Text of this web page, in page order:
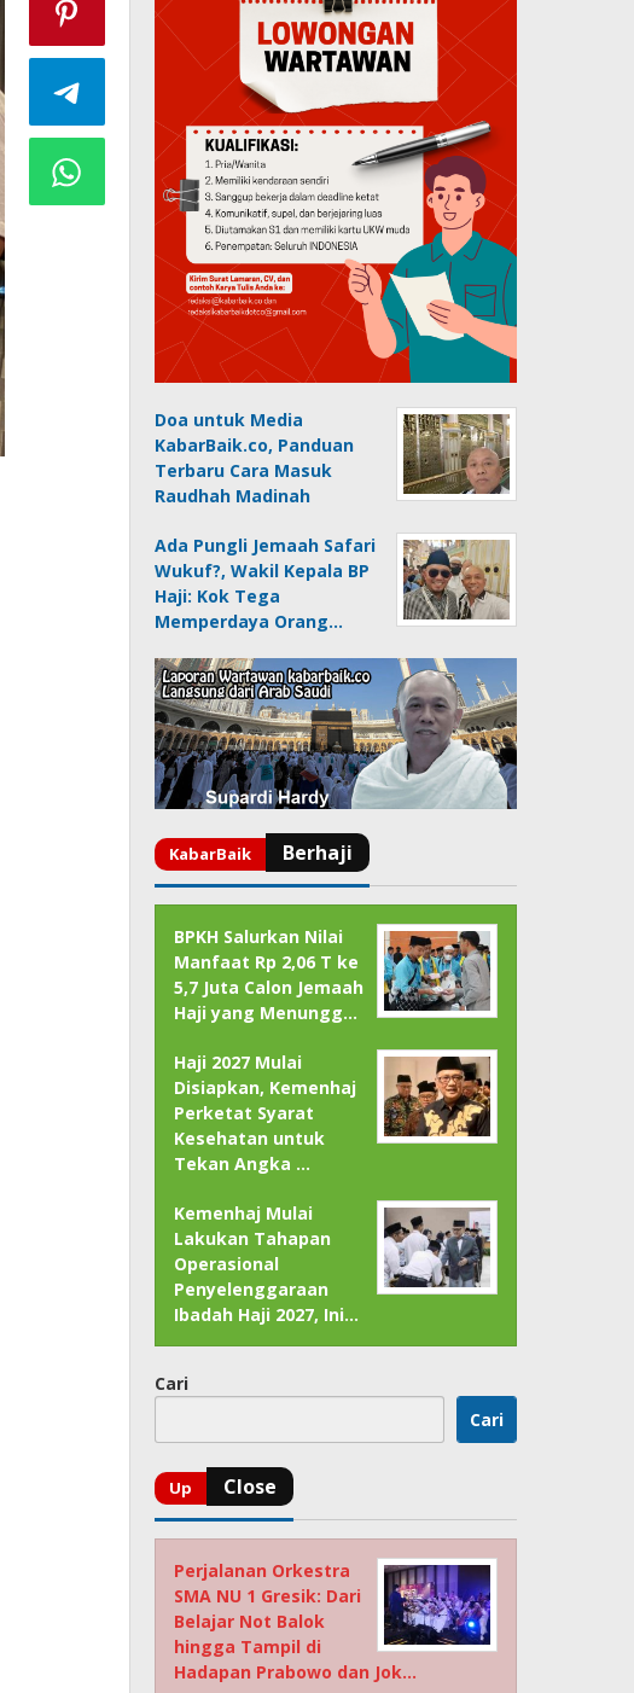
Doa untuk Media
KabarBaik.co, Panduan
Terbaru Cara Masuk
Raudhah Madinah
Ada Pungli Jemaah Safari
Wukuf?, Wakil Kepala BP
Haji: Kok Tega
Memperdaya Orang…
BPKH Salurkan Nilai
Manfaat Rp 2,06 T ke
5,7 Juta Calon Jemaah
Haji yang Menungg…
Haji 2027 Mulai
Disiapkan, Kemenhaj
Perketat Syarat
Kesehatan untuk
Tekan Angka …
Kemenhaj Mulai
Lakukan Tahapan
Operasional
Penyelenggaraan
Ibadah Haji 2027, Ini…
Cari
Cari
Perjalanan Orkestra
SMA NU 1 Gresik: Dari
Belajar Not Balok
hingga Tampil di
Hadapan Prabowo dan Jok…